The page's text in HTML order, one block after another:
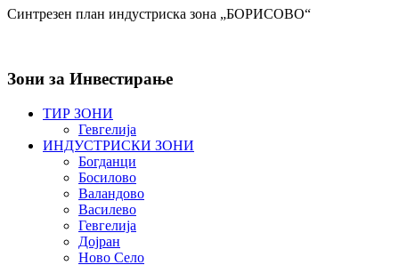
Синтрезен план индустриска зона „БОРИСОВО“
Зони за Инвестирање
ТИР ЗОНИ
Гевгелија
ИНДУСТРИСКИ ЗОНИ
Богданци
Босилово
Валандово
Василево
Гевгелија
Дојран
Ново Село